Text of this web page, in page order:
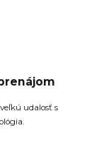
udalosť s